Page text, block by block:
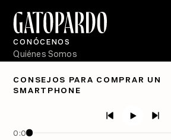
CONSEJOS PARA COMPRAR UN
SMARTPHONE
0:00
CONÓCENOS
Quiénes Somos
PÓDCASTS
Crecer en Distopía